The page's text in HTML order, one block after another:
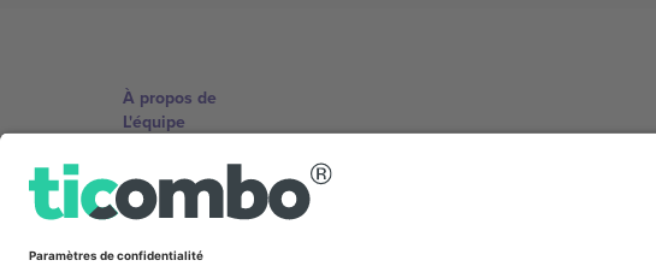
À propos de
L'équipe
Conditions générales
Programme d'affiliation